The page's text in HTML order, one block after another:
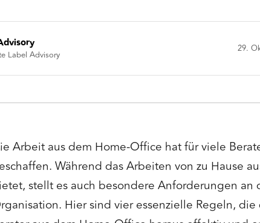
Label Advisory
29.
Arbeit aus dem Home-Office hat für viele
Während das Arbeiten von zu Hause
stellt es auch besondere Anforderungen an
Hier sind vier essenzielle Regeln,